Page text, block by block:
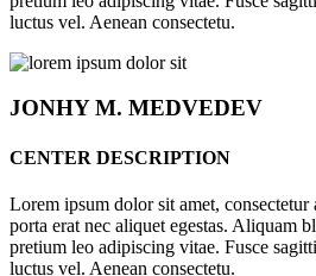
luctus vel. Aenean consectetu.
JONHYM. MEDVEDEV
CENTER DESCRIPTION
Lorem ipsum dolor sit amet,
porta erat nec aliquet egestas. Aliquam
pretium leo adipiscing vitae. Fusce
luctus vel. Aenean consectetu.